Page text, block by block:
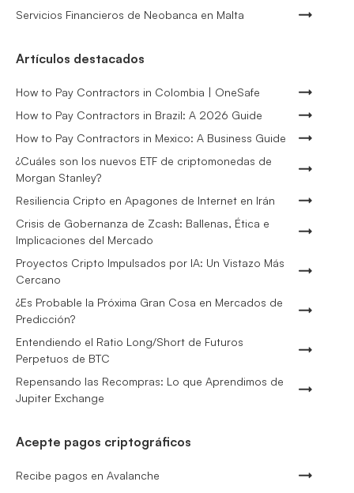
Servicios Financieros de Neobanca en Malta
Artículos destacados
How to Pay Contractors in Colombia | OneSafe
How to Pay Contractors in Brazil: A 2026 Guide
How to Pay Contractors in Mexico: A Business Guide
¿Cuáles son los nuevos ETF de criptomonedas de
Morgan Stanley?
Resiliencia Cripto en Apagones de Internet en Irán
Crisis de Gobernanza de Zcash: Ballenas, Ética e
Implicaciones del Mercado
Proyectos Cripto Impulsados por IA: Un Vistazo Más
Cercano
¿Es Probable la Próxima Gran Cosa en Mercados de
Predicción?
Entendiendo el Ratio Long/Short de Futuros
Perpetuos de BTC
Repensando las Recompras: Lo que Aprendimos de
Jupiter Exchange
Acepte pagos criptográficos
Recibe pagos en Avalanche